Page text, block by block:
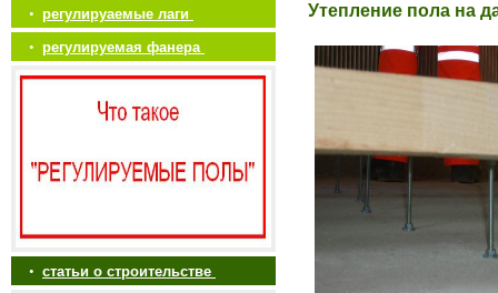
• регулируаемые лаги
• регулируемая фанера
• статьи о строительстве
Утепление пола на